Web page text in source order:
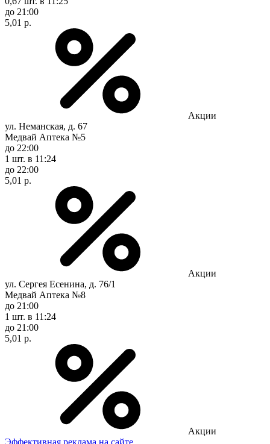
до 21:00
5,01 р.
Акции
ул. Неманская, д. 67
Медвай Аптека №5
до 22:00
1 шт. в 11:24
до 22:00
5,01 р.
Акции
ул. Сергея Есенина, д. 76/1
Медвай Аптека №8
до 21:00
1 шт. в 11:24
до 21:00
5,01 р.
Акции
Эффективная реклама на сайте